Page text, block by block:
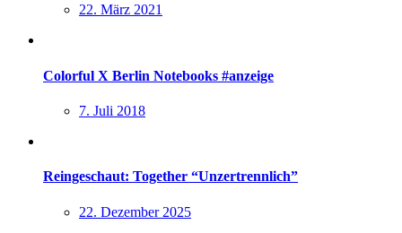
22. März 2021
Colorful X Berlin Notebooks #anzeige
7. Juli 2018
Reingeschaut: Together “Unzertrennlich”
22. Dezember 2025